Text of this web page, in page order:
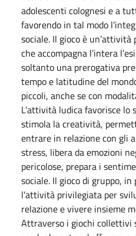
adolescenti colognesi e a
favorendo in tal modo
sociale. Il gioco è
che accompagna l’intera
soltanto una prerogativa
tempo e latitudine del
piccoli, anche se con
L’attività ludica favorisce lo
stimola la creatività,
entrare in relazione con gli
stress, libera da emozioni
pericolose, prepara i
sociale. Il gioco di gruppo,
l’attività privilegiata per
relazione e vivere insieme
Attraverso i giochi collettivi